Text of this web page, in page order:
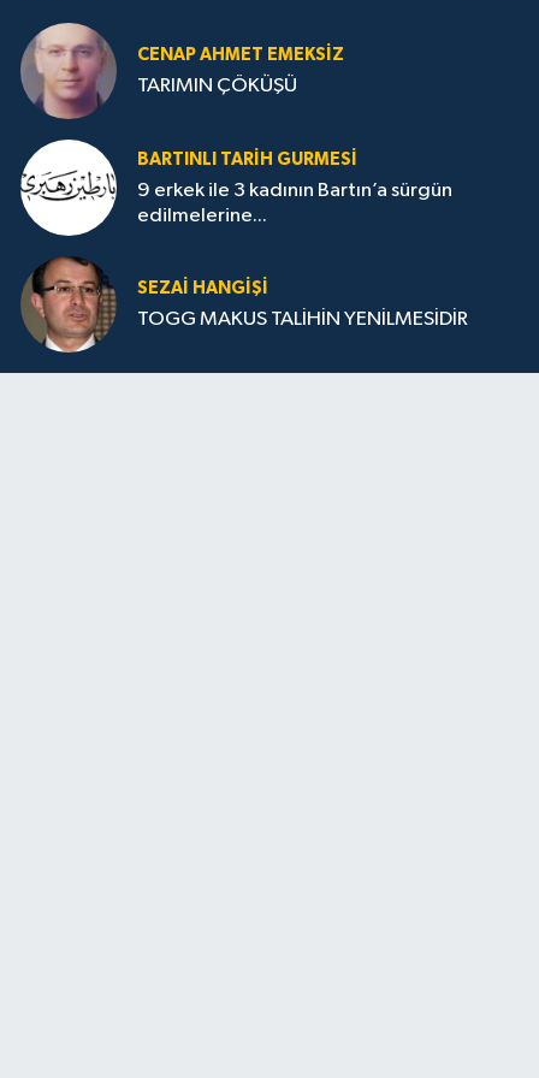
CENAP AHMET EMEKSİZ
TARIMIN ÇÖKÜŞÜ
BARTINLI TARIH GURMESI
9 erkek ile 3 kadının Bartın’a sürgün
edilmelerine...
SEZAI HANGİŞİ
TOGG MAKUS TALİHİN YENİLMESİDİR